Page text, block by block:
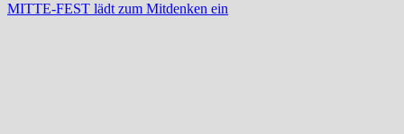
MITTE-FEST lädt zum Mitdenken ein